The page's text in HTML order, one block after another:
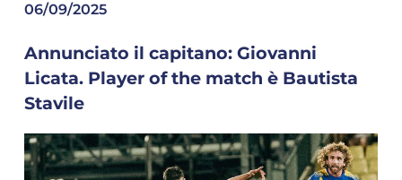
06/09/2025
Annunciato il capitano: Giovanni
Licata. Player of the match è Bautista
Stavile